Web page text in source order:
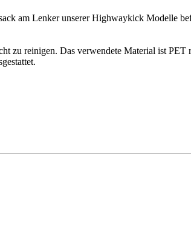
am Lenker unserer Highwaykick Modelle
zu reinigen. Das verwendete Material ist